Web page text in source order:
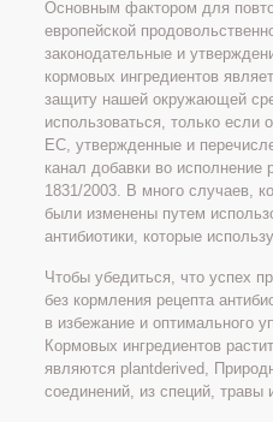
Основным фактором для
европейской
законодательные и
кормовых ингредиентов
защиту нашей окружающей
использоваться, только если
ЕС, утвержденные и
канал добавки во исполнение
1831/2003. В много случаев,
были изменены путем
антибиотики, которые
Чтобы убедиться, что успех
без кормления рецепта
в избежание и оптимального
Кормовых ингредиентов
являются plantderived,
соединений, из специй, травы